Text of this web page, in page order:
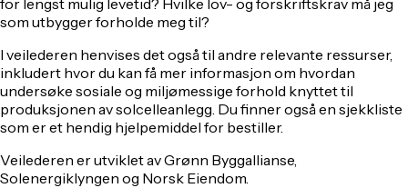
som utbygger forholde meg til?
I veilederen henvises det også til andre relevante ressurser,
inkludert hvor du kan få mer informasjon om hvordan
undersøke sosiale og miljømessige forhold knyttet til
produksjonen av solcelleanlegg. Du finner også en sjekkliste
som er et hendig hjelpemiddel for bestiller.
Veilederen er utviklet av Grønn Byggallianse,
Solenergiklyngen og Norsk Eiendom.